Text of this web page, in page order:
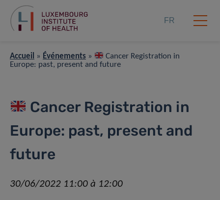
FR
Accueil » Événements »
Cancer Registration in
Europe: past, present and future
Cancer Registration in
Europe: past, present and
future
30/06/2022 11:00 à 12:00